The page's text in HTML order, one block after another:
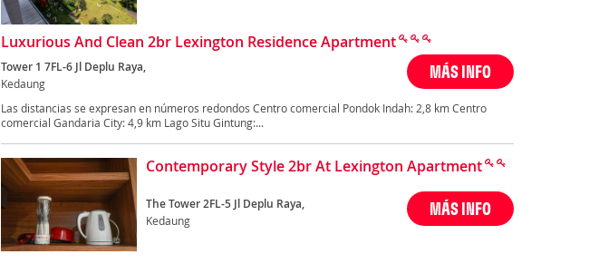
Luxurious And Clean 2br Lexington Residence Apartment
Tower 1 7FL-6 Jl Deplu Raya,
Kedaung
MÁS INFO
Las distancias se expresan en números redondos Centro comercial Pondok Indah: 2,8 km Centro
comercial Gandaria City: 4,9 km Lago Situ Gintung:...
Contemporary Style 2br At Lexington Apartment
The Tower 2FL-5 Jl Deplu Raya,
Kedaung
MÁS INFO